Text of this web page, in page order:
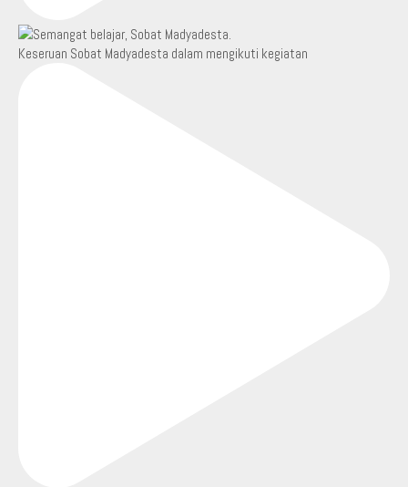
Keseruan Sobat Madyadesta dalam mengikuti kegiatan